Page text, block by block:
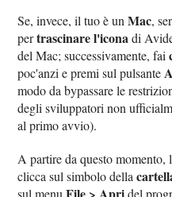
Se, invece, il tuo è unMac,
pertrascinare l'iconadi
del Mac; successivamente, fai
poc'anzi e premi sul pulsante
modo da bypassare le
degli sviluppatori non
al primo avvio).
A partire da questo momento,
clicca sul simbolo della
sul menuFile > Apridel